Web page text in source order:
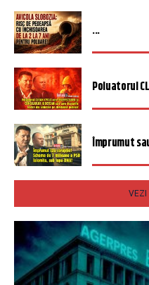
...
Poluatorul
Împrumut
VEZI